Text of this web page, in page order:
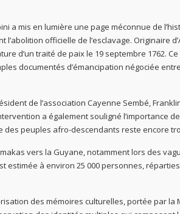
a mis en lumière une page méconnue de
officielle de l’esclavage. Originaire
d’un traité de paix le 19 septembre 1762.
documentés d’émancipation négociée
de l’association Cayenne Sembé,
a également souligné l’importance
peuples afro-descendants reste encore
vers la Guyane, notamment lors des
estimée à environ 25 000 personnes,
des mémoires culturelles, portée par la